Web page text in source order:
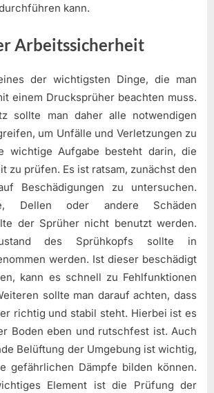
kann.
Arbeitssicherheit
der wichtigsten Dinge, die man
einem Drucksprüher beachten muss.
sollte man daher alle notwendigen
um Unfälle und Verletzungen zu
wichtige Aufgabe besteht darin, die
zu prüfen. Es ist ratsam, zunächst den
Beschädigungen zu untersuchen.
Dellen oder andere Schäden
der Sprüher nicht benutzt werden.
des Sprühkopfs sollte in
werden. Ist dieser beschädigt
kann es schnell zu Fehlfunktionen
sollte man darauf achten, dass
richtig und stabil steht. Hierbei ist es
Boden eben und rutschfest ist. Auch
Belüftung der Umgebung ist wichtig,
gefährlichen Dämpfe bilden können.
Element ist die Prüfung der